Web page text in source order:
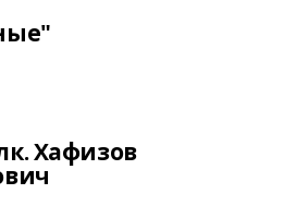
Хафизов